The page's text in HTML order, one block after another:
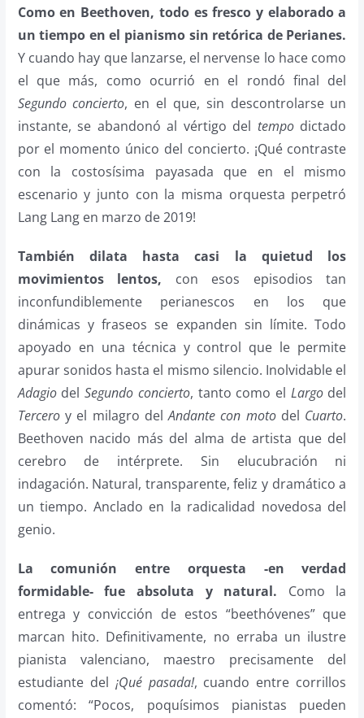
Como en Beethoven, todo es fresco y elaborado a
un tiempo en el pianismo sin retórica de Perianes.
Y cuando hay que lanzarse, el nervense lo hace como
el que más, como ocurrió en el rondó final del
Segundo concierto, en el que, sin descontrolarse un
instante, se abandonó al vértigo del tempodictado
por el momento único del concierto. ¡Qué contraste
con la costosísima payasada que en el mismo
escenario y junto con la misma orquesta perpetró
Lang Lang en marzo de 2019!
También dilata hasta casi la quietud los
movimientos lentos, con esos episodios tan
inconfundiblemente perianescos en los que
dinámicas y fraseos se expanden sin límite. Todo
apoyado en una técnica y control que le permite
apurar sonidos hasta el mismo silencio. Inolvidable el
AdagiodelSegundo concierto, tanto como el Largodel
Terceroy el milagro delAndante con motodel Cuarto.
Beethoven nacido más del alma de artista que del
cerebro de intérprete. Sin elucubración ni
indagación. Natural, transparente, feliz y dramático a
un tiempo. Anclado en la radicalidad novedosa del
genio.
La comunión entre orquesta -en verdad
formidable- fue absoluta y natural. Como la
entrega y convicción de estos “beethóvenes” que
marcan hito. Definitivamente, no erraba un ilustre
pianista valenciano, maestro precisamente del
estudiante del ¡Qué pasada!, cuando entre corrillos
comentó: “Pocos, poquísimos pianistas pueden